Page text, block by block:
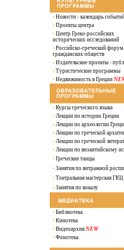
• Новости - календарь
• Проекты центра
• Центр Греко-российских
исторических исследований
• Российско-греческий форум
гражданских обществ
• Издательские проекты -
• Туристические программы
• Недвижимость в Греции
• Курсы греческого языка
• Лекции по истории Греции
• Лекции по археологии
• Лекции по греческой
• Лекции по греческой
• Лекции по византийскому
• Греческие танцы
• Занятия по витражной
• Театральная мастерская ГКЦ
• Занятия по вокалу
• Библиотека
• Кинотека
• Видеоархив NEW
• Фонотека